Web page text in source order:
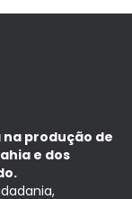
produção de
e dos